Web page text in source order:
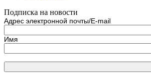
Подписка на новости
Адрес электронной почты/E-mail
Имя